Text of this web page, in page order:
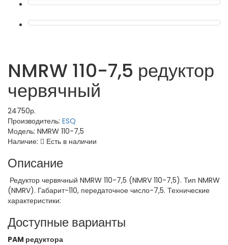
NMRW 110-7,5 редуктор
червячный
24750р.
Производитель: ESQ
Модель: NMRW 110-7,5
Наличие:
Есть в наличии
Описание
Редуктор червячный NMRW 110-7,5 (NMRV 110-7,5). Тип NMRW
(NMRV). Габарит-110, передаточное число-7,5. Технические
характеристики:
Доступные варианты
PAM редуктора